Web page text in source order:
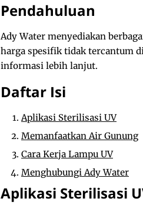
Pendahuluan
Ady Water menyediakan
harga spesifik tidak tercantum
informasi lebih lanjut.
Daftar Isi
Aplikasi Sterilisasi UV
Memanfaatkan Air Gunung
Cara Kerja Lampu UV
Menghubungi Ady Water
Aplikasi Sterilisasi